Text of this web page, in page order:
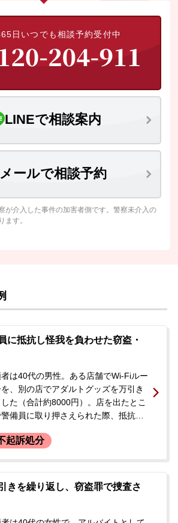
日いつでも相談予約受付中
LINEで相談案内
メールで相談予約
が介入した事件の加害者側です。警察未介入の
ます。
に抵抗し怪我を負わせた窃盗・
は40代の男性。ある店舗でWi-Fiルー
を、別の店でアダルトグッズを万引き
した（合計約8000円）。店を出たとこ
備員に取り押さえられた際、抵抗し
警察で取り調べを受けた後、その日
致傷罪での立件も示唆されていまし
訴されることへの強い不安を感じた
起訴処分
きを繰り返し、窃盗罪で捜査さ